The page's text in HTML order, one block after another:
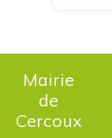
Mairie
de
Cercoux